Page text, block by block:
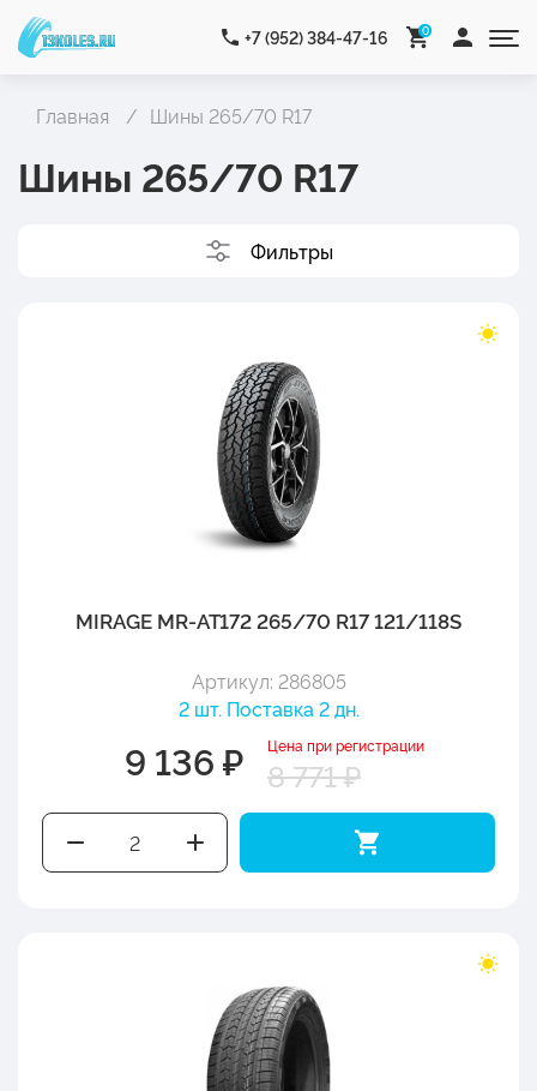
+7 (952) 384-47-16 0
Главная Шины 265/70 R17
Шины 265/70 R17
Фильтры
MIRAGE MR-AT172 265/70 R17 121/118S
Артикул: 286805
2 шт. Поставка 2 дн.
9 136 ₽ Цена при регистрации
8 771 ₽